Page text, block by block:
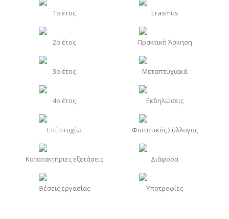
1o έτος Erasmus
2o έτος Πρακτική Άσκηση
3o έτος Μεταπτυχιακά
4o έτος Εκδηλώσεις
Επί πτυχίω Φοιτητικός Σύλλογος
Κατατακτήριες εξετάσεις Διάφορα
Θέσεις εργασίας Υποτροφίες